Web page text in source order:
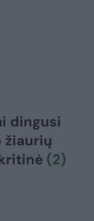
dingusi
žiaurių
(2)